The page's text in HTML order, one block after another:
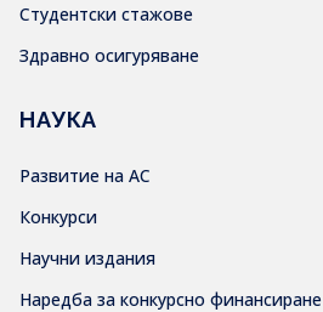
Студентски стажове
Здравно осигуряване
НАУКА
Развитие на АС
Конкурси
Научни издания
Наредба за конкурсно финансиране